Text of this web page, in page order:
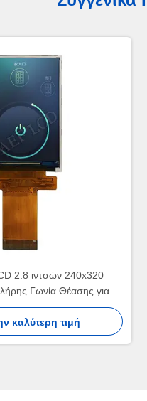
2.8 ιντσών 240x320
Γωνία Θέασης για
Δίκυκλο
καλύτερη τιμή